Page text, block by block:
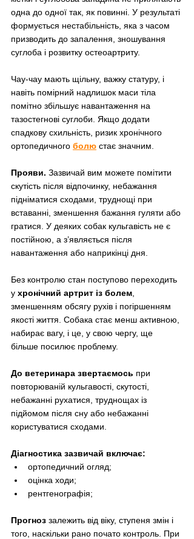
одна до одної так, як повинні. У результаті
формується нестабільність, яка з часом
призводить до запалення, зношування
суглоба і розвитку остеоартриту.
Чау-чау мають щільну, важку статуру, і
навіть помірний надлишок маси тіла
помітно збільшує навантаження на
тазостегнові суглоби. Якщо додати
спадкову схильність, ризик хронічного
ортопедичного болю стає значним.
Прояви. Зазвичай вим можете помітити
скутість після відпочинку, небажання
підніматися сходами, труднощі при
вставанні, зменшення бажання гуляти або
гратися. У деяких собак кульгавість не є
постійною, а з’являється після
навантаження або наприкінці дня.
Без контролю стан поступово переходить
у хронічний артрит із болем
зменшенням обсягу рухів і погіршенням
якості життя. Собака стає менш активною,
набирає вагу, і це, у свою чергу, ще
більше посилює проблему.
До ветеринара звертаємось при
повторюваній кульгавості, скутості,
небажанні рухатися, труднощах із
підйомом після сну або небажанні
користуватися сходами.
Діагностика зазвичай включає:
ортопедичний огляд;
оцінка ходи;
рентгенографія;
Прогноз залежить від віку, ступеня змін і
того, наскільки рано почато контроль. При